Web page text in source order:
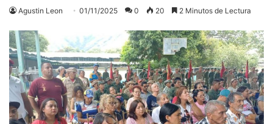
Agustin Leon 01/11/2025 0 20 2 Minutos de Lectura